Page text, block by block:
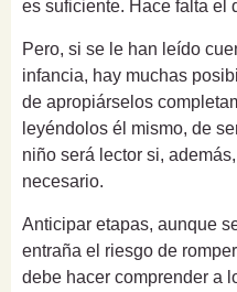
es suficiente. Hace falta el
Pero, si se le han leído
infancia, hay muchas
de apropiárselos
leyéndolos él mismo, de
niño será lector si,
necesario.
Anticipar etapas, aunque
entraña el riesgo de
debe hacer comprender a